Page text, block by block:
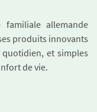
allemande
produits innovants
et simples
de vie.